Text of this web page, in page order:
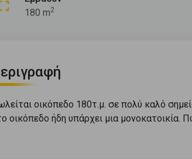
180 m2
οικόπεδο 180τ.μ. σε πολύ καλό
οικόπεδο ήδη υπάρχει μια μονοκατοικία.